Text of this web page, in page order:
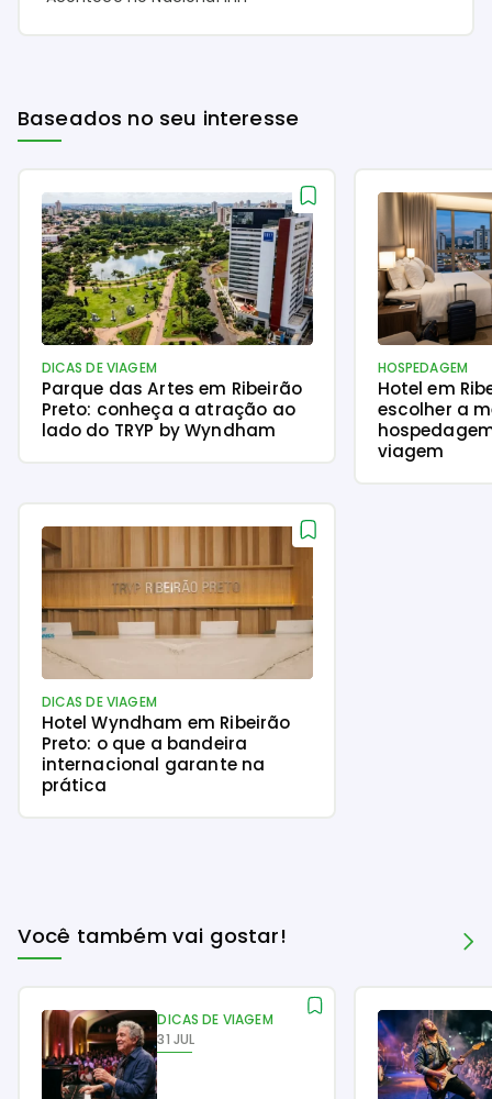
Baseados no seu interesse
DICAS DE VIAGEM
Parque das Artes em Ribeirão
Preto: conheça a atração ao
lado do TRYP by Wyndham
HOSPEDAGEM
Hotel em
escolher a
viagem
DICAS DE VIAGEM
Hotel Wyndham em Ribeirão
Preto: o que a bandeira
internacional garante na
prática
Você também vai gostar!
DICAS DE VIAGEM
31 JUL